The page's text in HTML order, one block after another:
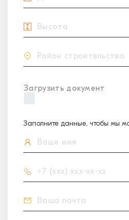
Загрузить документ
Заполните данные, чтобы мы